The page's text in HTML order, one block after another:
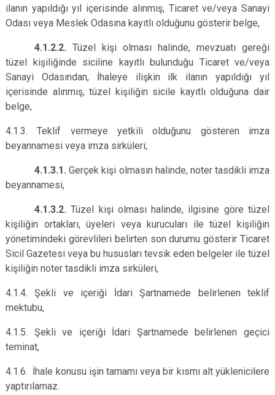
ilanın yapıldığı yıl içerisinde alınmış, Ticaret ve/veya Sanayi
Odası veya Meslek Odasına kayıtlı olduğunu gösterir belge,
4.1.2.2. Tüzel kişi olması halinde, mevzuatı gereği
tüzel kişiliğinde siciline kayıtlı bulunduğu Ticaret ve/veya
Sanayi Odasından, İhaleye ilişkin ilk ilanın yapıldığı yıl
içerisinde alınmış, tüzel kişiliğin sicile kayıtlı olduğuna dair
belge,
4.1.3. Teklif vermeye yetkili olduğunu gösteren imza
beyannamesi veya imza sirküleri;
4.1.3.1. Gerçek kişi olmasın halinde, noter tasdikli imza
beyannamesi,
4.1.3.2. Tüzel kişi olması halinde, ilgisine göre tüzel
kişiliğin ortakları, üyeleri veya kurucuları ile tüzel kişiliğin
yönetimindeki görevlileri belirten son durumu gösterir Ticaret
Sicil Gazetesi veya bu hususları tevsik eden belgeler ile tüzel
kişiliğin noter tasdikli imza sirküleri,
4.1.4. Şekli ve içeriği İdari Şartnamede belirlenen teklif
mektubu,
4.1.5. Şekli ve içeriği İdari Şartnamede belirlenen geçici
teminat,
4.1.6. İhale konusu işin tamamı veya bir kısmı alt yüklenicilere
yaptırılamaz.